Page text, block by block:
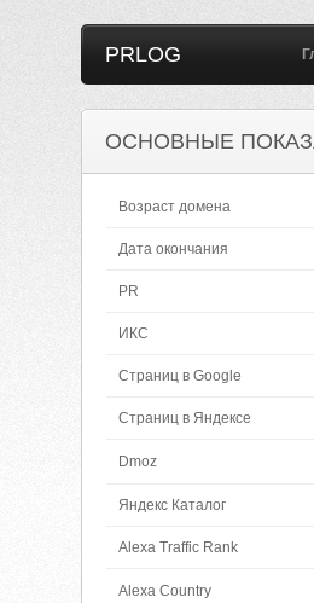
PRLOG
ОСНОВНЫЕ
Возраст домена
Дата окончания
PR
ИКС
Страниц в Google
Страниц в Яндексе
Dmoz
Яндекс Каталог
Alexa Traffic Rank
Alexa Country